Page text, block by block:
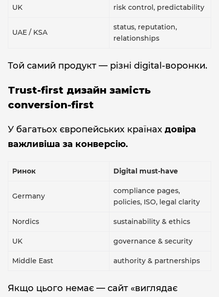
UK risk control, predictability
UAE / KSA
status, reputation,
relationships
Той самий продукт — різні digital-воронки.
Trust-first дизайн замість
conversion-first
У багатьох європейських країнах довіра
важливіша за конверсію.
Ринок Digital must-have
Germany
compliance pages,
policies, ISO, legal clarity
Nordics sustainability & ethics
UK governance & security
Middle East authority & partnerships
Якщо цього немає — сайт «виглядає